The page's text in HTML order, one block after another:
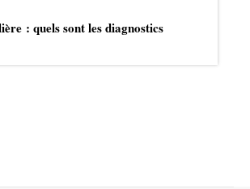
: quels sont les diagnostics